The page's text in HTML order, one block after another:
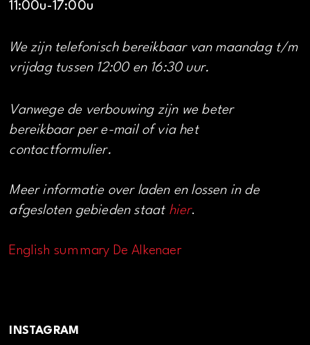
11:00u-17:00u
We zijn telefonisch bereikbaar van maandag t/m
vrijdag tussen 12:00 en 16:30 uur.
Vanwege de verbouwing zijn we beter
bereikbaar per e-mail of via het
contactformulier.
Meer informatie over laden en lossen in de
afgesloten gebieden staat hier.
English summary De Alkenaer
INSTAGRAM